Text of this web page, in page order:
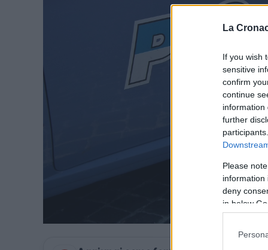
La
If you wish
sensitive
confirm
continue
information
further
Please
information
deny
in below